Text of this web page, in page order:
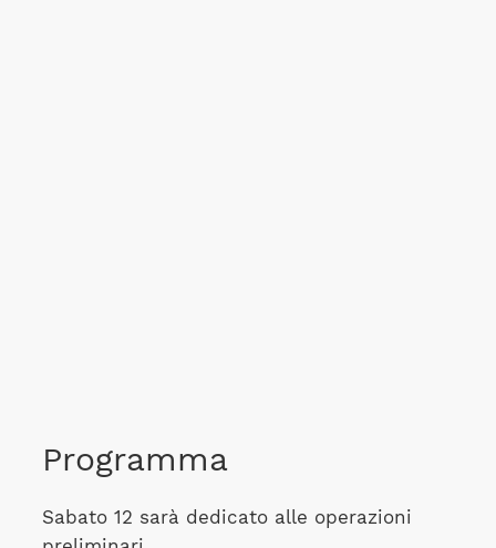
Programma
Sabato 12 sarà dedicato alle operazioni